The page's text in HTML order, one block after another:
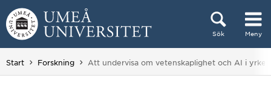
Hoppa direkt till innehållet
Sök Meny
Huvudmenyn dold.
Start Forskning Du är här:
Att undervisa om vetenskaplighet och AI i